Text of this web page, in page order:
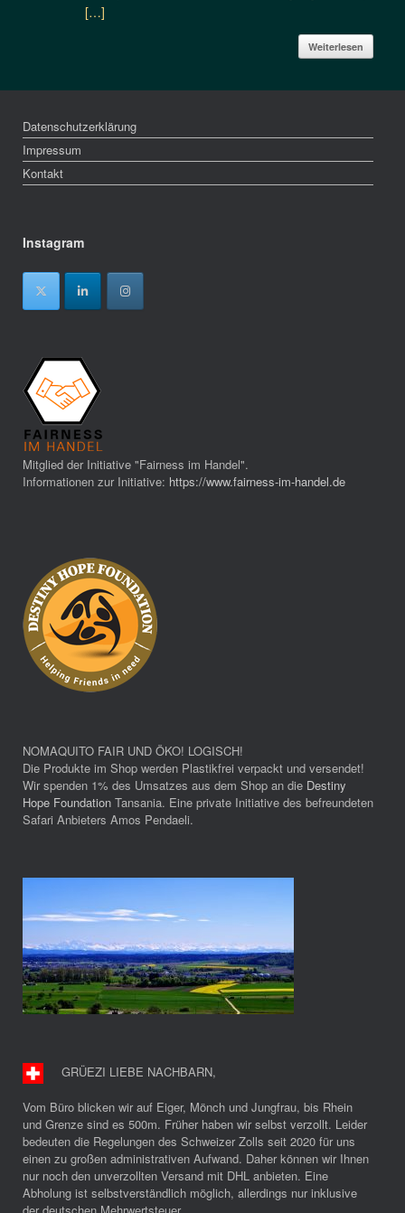
[…]
Weiterlesen
Datenschutzerklärung
Impressum
Kontakt
Instagram
Mitglied der Initiative "Fairness im Handel".
Informationen zur Initiative: https://www.fairness-im-handel.de
NOMAQUITO FAIR UND ÖKO! LOGISCH!
Die Produkte im Shop werden Plastikfrei verpackt und versendet!
Wir spenden 1% des Umsatzes aus dem Shop an die Destiny
Hope Foundation Tansania. Eine private Initiative des befreundeten
Safari Anbieters Amos Pendaeli.
GRÜEZI LIEBE NACHBARN,
Vom Büro blicken wir auf Eiger, Mönch und Jungfrau, bis Rhein
und Grenze sind es 500m. Früher haben wir selbst verzollt. Leider
bedeuten die Regelungen des Schweizer Zolls seit 2020 für uns
einen zu großen administrativen Aufwand. Daher können wir Ihnen
nur noch den unverzollten Versand mit DHL anbieten. Eine
Abholung ist selbstverständlich möglich, allerdings nur inklusive